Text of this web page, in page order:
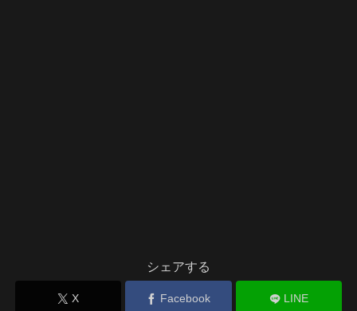
シェアする
X Facebook LINE